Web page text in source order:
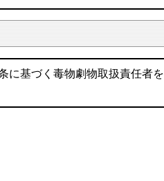
に基づく毒物劇物取扱責任者を